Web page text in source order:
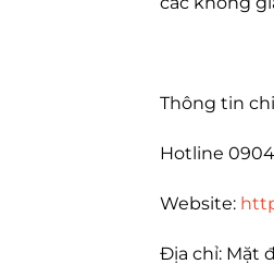
Thông tin
Hotline
Website:
Địa chỉ: Mặt